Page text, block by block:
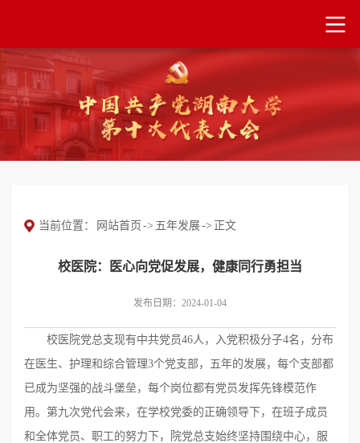
当前位置： 网站首页 -> 五年发展-> 正文
校医院：医心向党促发展，健康同行勇担当
发布日期：2024-01-04
校医院党总支现有中共党员46人，入党积极分子4名，分布
在医生、护理和综合管理3个党支部，五年的发展，每个支部都
已成为坚强的战斗堡垒，每个岗位都有党员发挥先锋模范作
用。第九次党代会来，在学校党委的正确领导下，在班子成员
和全体党员、职工的努力下，院党总支始终坚持围绕中心，服